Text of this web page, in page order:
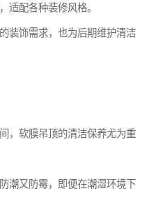
适配各种装修风格。
装饰需求，也为后期维护清洁
，软膜吊顶的清洁保养尤为重
潮又防霉，即便在潮湿环境下